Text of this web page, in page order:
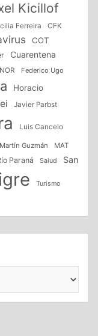
Kicillof
Ferreira CFK
COT
Cuarentena
Federico Ugo
Horacio
Javier Parbst
Luis Cancelo
Martín Guzmán
MAT
Paraná Salud San
Turismo